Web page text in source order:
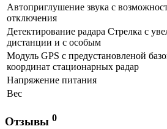
Автоприглушение звука с
отключения
Детектирование радара Стрелка с
дистанции и с особым
Модуль GPS с предустановленой
координат стационарных радар
Напряжение питания
Вес
Отзывы 0